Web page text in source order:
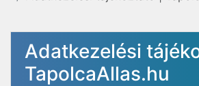
Adatkezelési
TapolcaAllas.hu